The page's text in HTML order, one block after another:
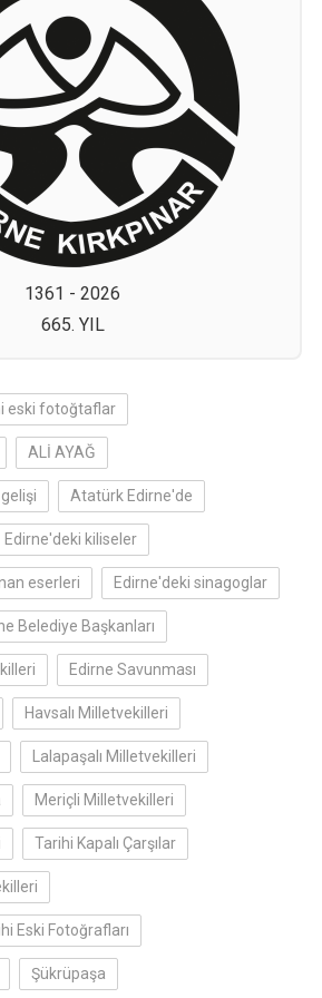
1361 - 2026
665. YIL
eski fotoğtaflar
ALİ AYAĞ
Atatürk Edirne'de
Edirne'deki kiliseler
eserleri Edirne'deki sinagoglar
Belediye Başkanları
Edirne Savunması
Havsalı Milletvekilleri
Lalapaşalı Milletvekilleri
Meriçli Milletvekilleri
Tarihi Kapalı Çarşılar
Eski Fotoğrafları
Şükrüpaşa